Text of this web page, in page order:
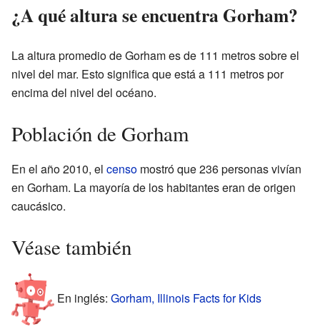
¿A qué altura se encuentra Gorham?
La altura promedio de Gorham es de 111 metros sobre el
nivel del mar. Esto significa que está a 111 metros por
encima del nivel del océano.
Población de Gorham
En el año 2010, el censo mostró que 236 personas vivían
en Gorham. La mayoría de los habitantes eran de origen
caucásico.
Véase también
En inglés: Gorham, Illinois Facts for Kids